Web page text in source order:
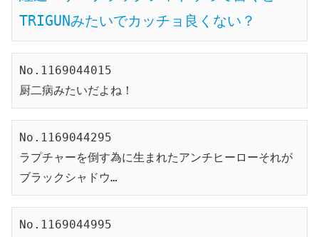
TRIGUNみたいでカッチョ良くない？
No.1169044015
厨二病みたいだよね！
No.1169044295
ラプチャーを倒す為に生まれたアンチヒーローそれが
ブラックシャドウ…